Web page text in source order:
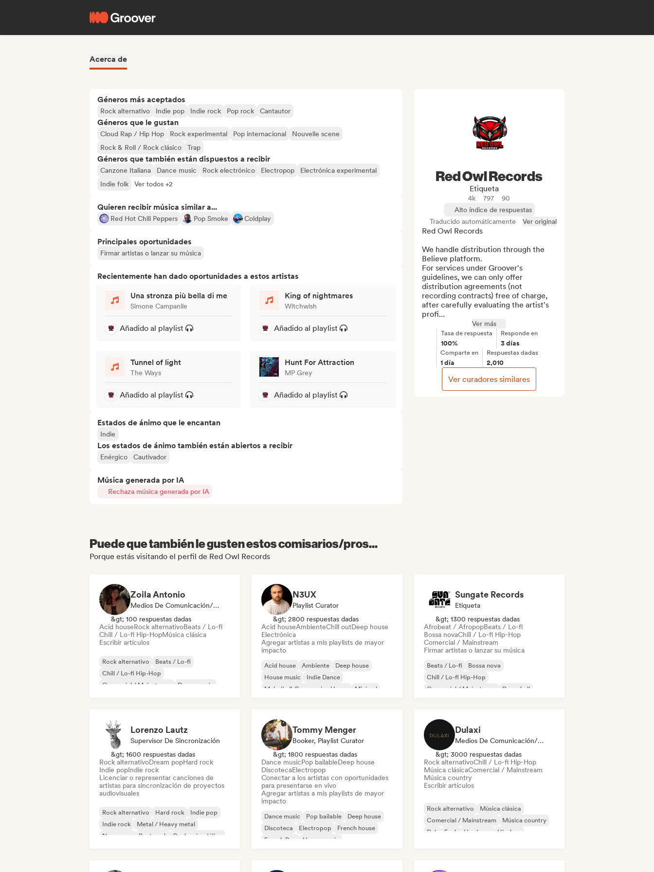
Acerca de
Géneros más aceptados
Rock alternativo Indie pop Indie rock Pop rock Cantautor
Géneros que le gustan
Cloud Rap / Hip Hop Rock experimental Pop internacional
Nouvelle scene
Rock & Roll / Rock clásico
Trap
Géneros que también están dispuestos a recibir
Canzone Italiana Dance music Rock electrónico Electropop
Electrónica experimental
Indie folk
Ver todos +2
Quieren recibir música similar a...
Red Hot Chili Peppers Pop Smoke Coldplay
Principales oportunidades
Firmar artistas o lanzar su música
Recientemente han dado oportunidades a estos artistas
Una stronza più bella di me
Simone Campanile
Añadido al playlist
King of nightmares
Witchwish
Añadido al playlist
Tunnel of light
The Ways
Añadido al playlist
Hunt For Attraction
MP Grey
Añadido al playlist
Estados de ánimo que le encantan
Indie
Los estados de ánimo también están abiertos a recibir
Enérgico Cautivador
Música generada por IA
Rechaza música generada por IA
Red Owl Records
Etiqueta
4k 797
90
Alto índice de respuestas
Traducido automáticamente
Ver original
Red Owl Records
We handle distribution through the
Believe platform.
For services under Groover's
guidelines, we can only offer
distribution agreements (not
recording contracts) free of charge,
after carefully evaluating the artist's
profi...
Ver más
Tasa de respuesta
100%
Responde en
3 días
Comparte en
1 día
Respuestas dadas
2,010
Ver curadores similares
Puede que también le gusten estos comisarios/pros...
Porque estás visitando el perfil de Red Owl Records
Zoila Antonio
Medios De Comunicación/Periodista
&gt; 100 respuestas dadas
Acid houseRock alternativoBeats / Lo-fi
Chill / Lo-fi Hip-HopMúsica clásica
Escribir artículos
Rock alternativo
Beats / Lo-fi
Chill / Lo-fi Hip-Hop
Comercial / Mainstream
Dance music
N3UX
Playlist Curator
&gt; 2800 respuestas dadas
Acid houseAmbienteChill outDeep house
Electrónica
Agregar artistas a mis playlists de mayor
impacto
Acid house Ambiente
Deep house
House music
Indie Dance
Melodic & Progressive House
Minimal
Sungate Records
Etiqueta
&gt; 1300 respuestas dadas
Afrobeat / AfropopBeats / Lo-fi
Bossa novaChill / Lo-fi Hip-Hop
Comercial / Mainstream
Firmar artistas o lanzar su música
Beats / Lo-fi
Bossa nova
Chill / Lo-fi Hip-Hop
Comercial / Mainstream
Dancehall
Lorenzo Lautz
Supervisor De Sincronización
&gt; 1600 respuestas dadas
Rock alternativoDream popHard rock
Indie popIndie rock
Licenciar o representar canciones de
artistas para sincronización de proyectos
audiovisuales
Rock alternativo Hard rock
Indie pop
Indie rock
Metal / Heavy metal
New wave
Post punk Rock psicodélico
Tommy Menger
Booker, Playlist Curator
&gt; 1800 respuestas dadas
Dance musicPop bailableDeep house
DiscotecaElectropop
Conectar a los artistas con oportunidades
para presentarse en vivo
Agregar artistas a mis playlists de mayor
impacto
Dance music Pop bailable
Deep house
Discoteca
Electropop
French house
French Pop
House music
Dulaxi
Medios De Comunicación/Periodista
&gt; 3000 respuestas dadas
Rock alternativoChill / Lo-fi Hip-Hop
Música clásicaComercial / Mainstream
Música country
Escribir artículos
Rock alternativo
Música clásica
Comercial / Mainstream
Música country
Dub
Funk Hardcore Hip-hop